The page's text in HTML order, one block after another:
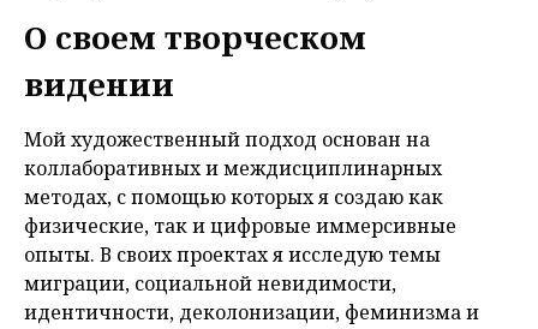
О своем творческом
видении
Мой художественный подход основан на
коллаборативных и междисциплинарных
методах, с помощью которых я создаю как
физические, так и цифровые иммерсивные
опыты. В своих проектах я исследую темы
миграции, социальной невидимости,
идентичности, деколонизации, феминизма и